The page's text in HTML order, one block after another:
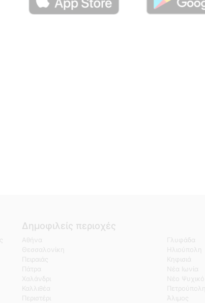
Δημοφιλείς περιοχές
Αθήνα
Θεσσαλονίκη
Πειραιάς
Πάτρα
Χαλάνδρι
Καλλιθέα
Περιστέρι
Γλυφάδα
Ηλιούπολη
Κηφισιά
Νέα Ιωνία
Νέο Ψυχικό
Πετρούπολη
Άλιμος